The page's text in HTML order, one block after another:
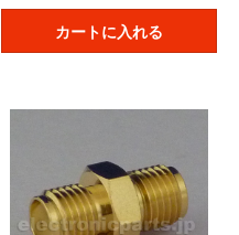
カートに入れる